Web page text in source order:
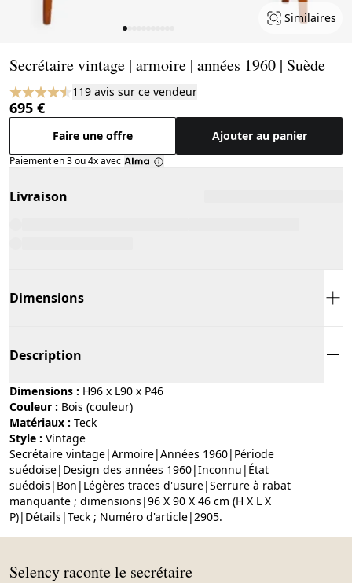
Similaires
Secrétaire vintage | armoire | années 1960 | Suède
119 avis sur ce vendeur
695 €
Faire une offre Ajouter au panier
Paiement en 3 ou 4x avec
Livraison
Dimensions
Description
Dimensions : H96 x L90 x P46
Couleur :
bois (couleur)
Matériaux :
teck
Style :
vintage
Secrétaire vintage|Armoire|Années 1960|Période
suédoise|Design des années 1960|Inconnu|État
suédois|Bon|Légères traces d'usure|Serrure à rabat
manquante ; dimensions|96 X 90 X 46 cm (H X L X
P)|Détails|Teck ; Numéro d'article|2905.
Selency raconte le secrétaire